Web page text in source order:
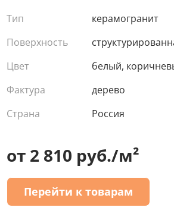
Тип
керамогранит
Поверхность
Цвет
белый,
Фактура
дерево
Страна
Россия
от 2 810 руб./м²
Перейти к товарам